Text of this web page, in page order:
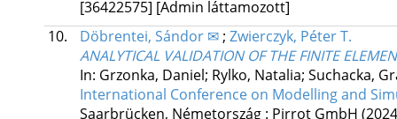
[36422575] [Admin láttamozott]
10.
Döbrentei, Sándor ✉; Zwierczyk, Péter T.
ANALYTICAL VALIDATION OF THE FINITE
In: Grzonka, Daniel; Rylko, Natalia; Suchacka,
International Conference on Modelling and
Saarbrücken, Németország : Pirrot GmbH